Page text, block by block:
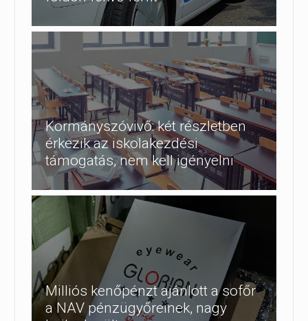
Kormányszóvivő: két részletben
érkezik az iskolakezdési
támogatás, nem kell igényelni
Milliós kenőpénzt ajánlott a sofőr
a NAV pénzügyőreinek, nagy